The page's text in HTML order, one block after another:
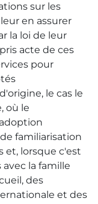
sur les
en assurer
la loi de leur
acte de ces
pour
le cas le
où le
familiarisation
et, lorsque c'est
la famille
des
et des